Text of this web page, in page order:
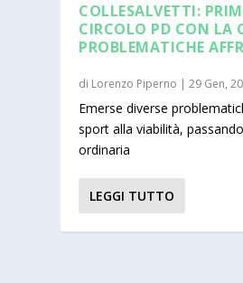
COLLESALVETTI:
CIRCOLO PD CON LA
PROBLEMATICHE
di Lorenzo Piperno |29 Gen,
Emerse diverse
sport alla viabilità,
ordinaria
LEGGI TUTTO